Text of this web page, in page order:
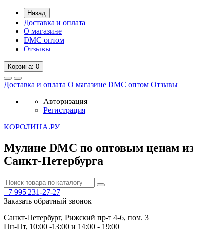
Назад
Доставка и оплата
О магазине
DMC оптом
Отзывы
Корзина: 0
Доставка и оплата О магазине DMC оптом Отзывы
Авторизация
Регистрация
КОРОЛИНА.РУ
Мулине DMC по оптовым ценам из
Санкт-Петербурга
+7 995 231-27-27
Заказать обратный звонок
Санкт-Петербург, Рижский пр-т 4-6, пом. 3
Пн-Пт, 10:00 -13:00 и 14:00 - 19:00